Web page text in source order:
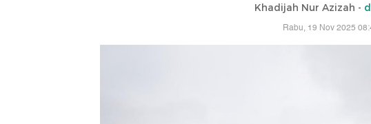
Khadijah Nur Azizah -
Rabu, 19 Nov 2025